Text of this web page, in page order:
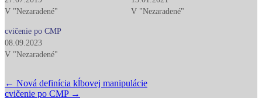
V "Nezaradené"
V "Nezaradené"
cvičenie po CMP
08.09.2023
V "Nezaradené"
Post
← Nová definícia kĺbovej manipulácie
cvičenie po CMP →